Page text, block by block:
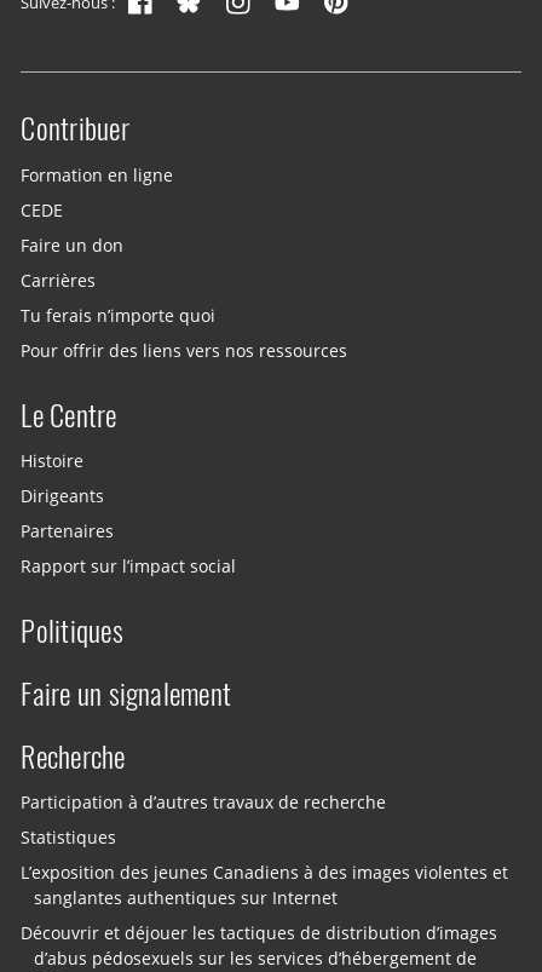
Site menu
Contribuer
Formation en ligne
CEDE
Faire un don
Carrières
Tu ferais n’importe quoi
Pour offrir des liens vers nos ressources
Le Centre
Histoire
Dirigeants
Partenaires
Rapport sur l’impact social
Politiques
Faire un signalement
Recherche
Participation à d’autres travaux de recherche
Statistiques
L’exposition des jeunes Canadiens à des images violentes et
sanglantes authentiques sur Internet
Découvrir et déjouer les tactiques de distribution d’images
d’abus pédosexuels sur les services d’hébergement de